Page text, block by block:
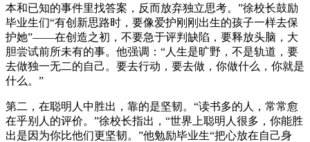
本和已知的事件里找答案，反而放弃独立思考。”徐校长鼓励
毕业生们“有创新思路时，要像爱护刚刚出生的孩子一样去保
护她”——在创造之初，不要急于评判缺陷，要释放头脑，大
胆尝试前所未有的事。他强调：“人生是旷野，不是轨道，要
去做独一无二的自己。要去行动，要去做，你做什么，你就是
什么。”
第二，在聪明人中胜出，靠的是坚韧。“读书多的人，常常愈
在乎别人的评价。”徐校长指出，“世界上聪明人很多，你能胜
出是因为你比他们更坚韧。”他勉励毕业生“把心放在自己身